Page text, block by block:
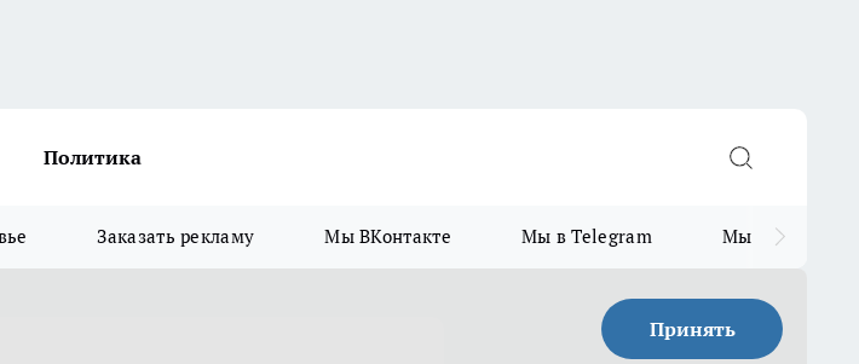
Политика
Заказать рекламу Мы ВКонтакте Мы в Telegram Мы в MAX
Принять